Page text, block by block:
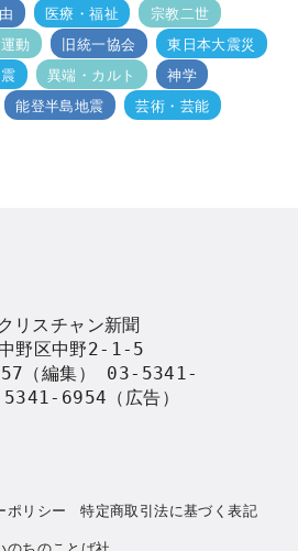
医療・福祉
宗教二世
動 旧統一協会
東日本大震災
異端・カルト
神学
能登半島地震
芸術・芸能
リスチャン新聞
野区中野2-1-5
（編集） 03-5341-
6954（広告）
ポリシー
特定商取引法に基づく表記